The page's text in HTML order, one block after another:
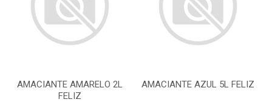
AMACIANTE AMARELO 2L
FELIZ
AMACIANTE AZUL 5L FELIZ